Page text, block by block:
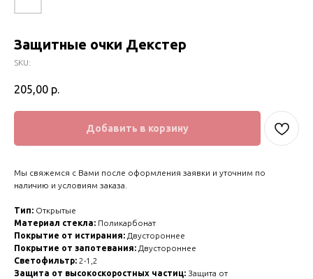
Защитные очки Декстер
SKU:
205,00 р.
Добавить в корзину
Мы свяжемся с Вами после оформления заявки и уточним по
наличию и условиям заказа.
Тип: Открытые
Материал стекла: Поликарбонат
Покрытие от истирания: Двустороннее
Покрытие от запотевания: Двустороннее
Светофильтр: 2-1,2
Защита от высокоскоростных частиц: Защита от